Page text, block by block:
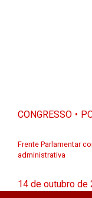
CONGRESSO
Frente Parlamentar
administrativa
14 de outubro de